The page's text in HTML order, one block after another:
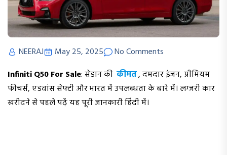
NEERAJ May 25, 2025
No Comments
Infiniti Q50 For Sale: सेडान की कीमत, दमदार इंजन, प्रीमियम
फीचर्स, एडवांस सेफ्टी और भारत में उपलब्धता के बारे में। लग्जरी कार
खरीदने से पहले पढ़ें यह पूरी जानकारी हिंदी में।